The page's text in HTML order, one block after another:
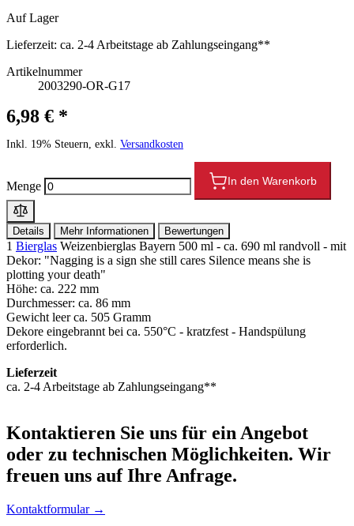
Auf Lager
Lieferzeit: ca. 2-4 Arbeitstage ab Zahlungseingang**
Artikelnummer
2003290-OR-G17
6,98 € *
Inkl. 19% Steuern, exkl. Versandkosten
Menge In den Warenkorb
Details Mehr Informationen Bewertungen
1 Bierglas Weizenbierglas Bayern 500 ml - ca. 690 ml randvoll - mit
Dekor: "Nagging is a sign she still cares Silence means she is
plotting your death"
Höhe: ca. 222 mm
Durchmesser: ca. 86 mm
Gewicht leer ca. 505 Gramm
Dekore eingebrannt bei ca. 550°C - kratzfest - Handspülung
erforderlich.
Lieferzeit
ca. 2-4 Arbeitstage ab Zahlungseingang**
Kontaktieren Sie uns für ein Angebot
oder zu technischen Möglichkeiten. Wir
freuen uns auf Ihre Anfrage.
Kontaktformular →